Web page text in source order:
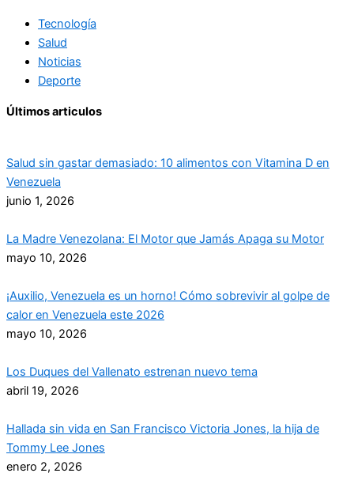
Tecnología
Salud
Noticias
Deporte
Últimos articulos
Salud sin gastar demasiado: 10 alimentos con Vitamina D en
Venezuela
junio 1, 2026
La Madre Venezolana: El Motor que Jamás Apaga su Motor
mayo 10, 2026
¡Auxilio, Venezuela es un horno! Cómo sobrevivir al golpe de
calor en Venezuela este 2026
mayo 10, 2026
Los Duques del Vallenato estrenan nuevo tema
abril 19, 2026
Hallada sin vida en San Francisco Victoria Jones, la hija de
Tommy Lee Jones
enero 2, 2026